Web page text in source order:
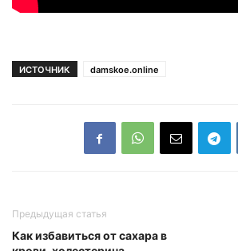
ИСТОЧНИК damskoe.online
Предыдущая статья
Как избавиться от сахара в